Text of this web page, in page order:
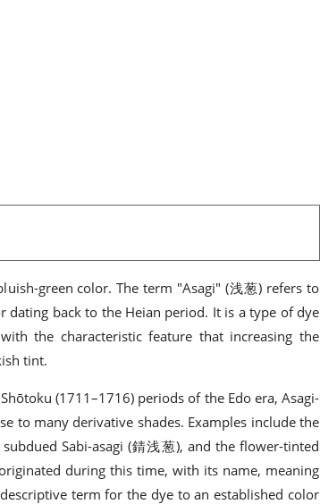
green color. The term "Asagi" (浅葱) refers to
dating back to the Heian period. It is a type of dye
the characteristic feature that increasing the
tint.
(1711–1716) periods of the Edo era, Asagi-
to many derivative shades. Examples include the
Sabi-asagi (錆浅葱), and the flower-tinted
during this time, with its name, meaning
term for the dye to an established color